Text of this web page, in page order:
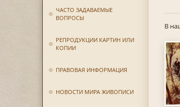
ЧАСТО ЗАДАВАЕМЫЕ
ВОПРОСЫ
РЕПРОДУКЦИИ КАРТИН ИЛИ
КОПИИ
ПРАВОВАЯ ИНФОРМАЦИЯ
НОВОСТИ МИРА ЖИВОПИСИ
В